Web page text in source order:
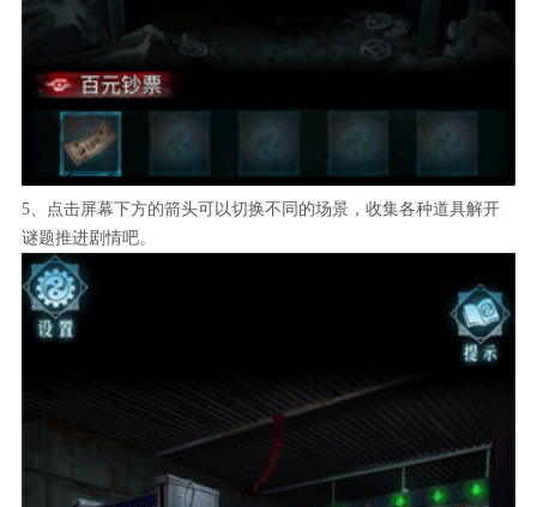
5、点击屏幕下方的箭头可以切换不同的场景，收集各种道具解开
谜题推进剧情吧。